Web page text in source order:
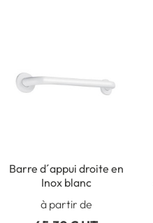
Barre d´appui droite en
Inox blanc
à partir de